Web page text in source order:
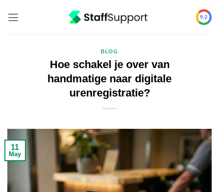
BLOG
Hoe schakel je over van
handmatige naar digitale
urenregistratie?
11
May